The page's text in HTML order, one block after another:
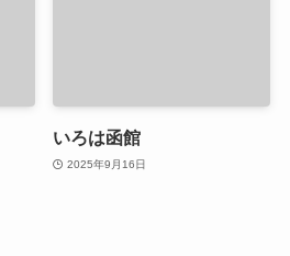
いろは函館
2025年9月16日